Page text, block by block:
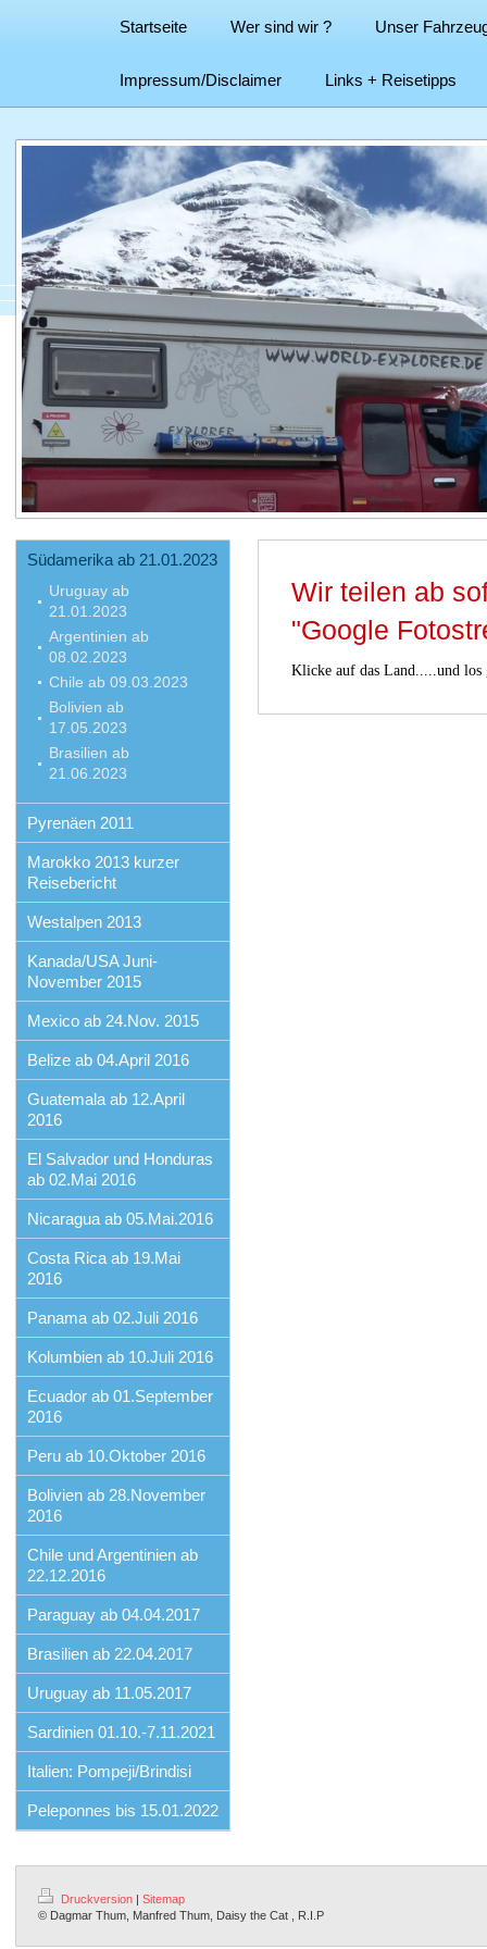
Startseite Wer sind wir ? Unser
Impressum/Disclaimer Links + Reisetipps
Südamerika ab 21.01.2023
Uruguay ab
21.01.2023
Argentinien ab
08.02.2023
Chile ab 09.03.2023
Bolivien ab
17.05.2023
Brasilien ab
21.06.2023
Pyrenäen 2011
Marokko 2013 kurzer
Reisebericht
Westalpen 2013
Kanada/USA Juni-
November 2015
Mexico ab 24.Nov. 2015
Belize ab 04.April 2016
Guatemala ab 12.April
2016
El Salvador und Honduras
ab 02.Mai 2016
Nicaragua ab 05.Mai.2016
Costa Rica ab 19.Mai
2016
Panama ab 02.Juli 2016
Kolumbien ab 10.Juli 2016
Ecuador ab 01.September
2016
Peru ab 10.Oktober 2016
Bolivien ab 28.November
2016
Chile und Argentinien ab
22.12.2016
Paraguay ab 04.04.2017
Brasilien ab 22.04.2017
Uruguay ab 11.05.2017
Sardinien 01.10.-7.11.2021
Italien: Pompeji/Brindisi
Peleponnes bis 15.01.2022
Wir teilen ab
"Google
Klicke auf das Land.....und los
Druckversion | Sitemap
© Dagmar Thum, Manfred Thum, Daisy the Cat , R.I.P